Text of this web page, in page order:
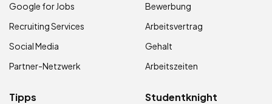
Google for Jobs
Recruiting Services
Social Media
Partner-Netzwerk
Bewerbung
Arbeitsvertrag
Gehalt
Arbeitszeiten
Tipps Studentknight